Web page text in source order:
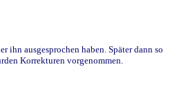
ihn ausgesprochen haben. Später dann so
Korrekturen vorgenommen.